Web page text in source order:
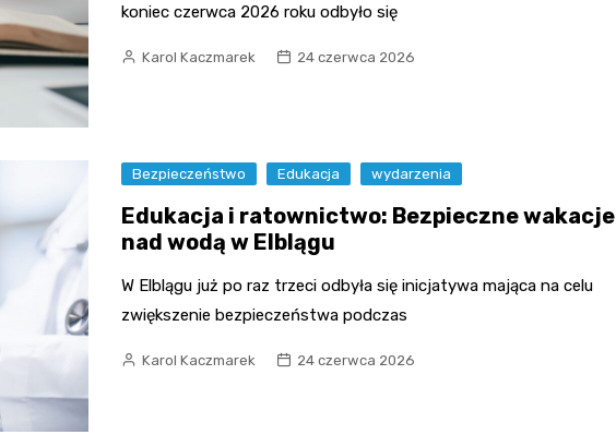
koniec czerwca 2026 roku odbyło się
Karol Kaczmarek 24 czerwca 2026
Bezpieczeństwo Edukacja wydarzenia
Edukacja i ratownictwo: Bezpieczne wakacje
nad wodą w Elblągu
W Elblągu już po raz trzeci odbyła się inicjatywa mająca na celu
zwiększenie bezpieczeństwa podczas
Karol Kaczmarek 24 czerwca 2026